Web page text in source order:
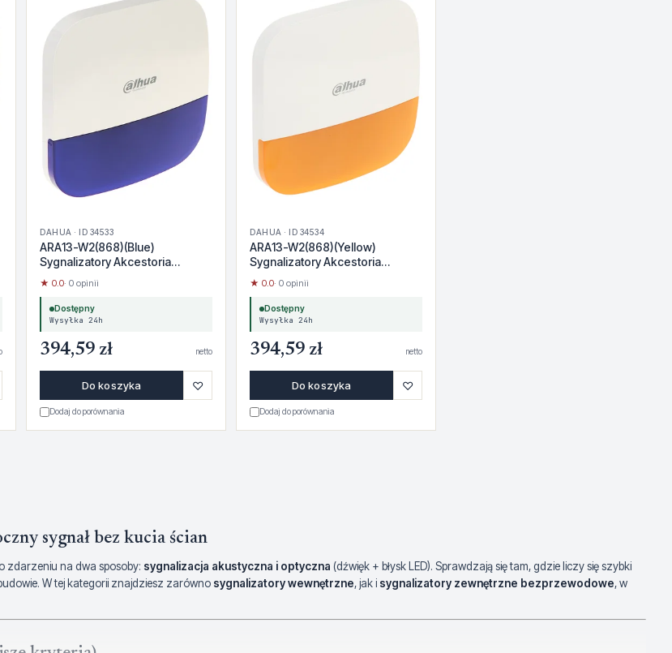
DAHUA · ID 34533
ARA13-W2(868)(Blue)
Sygnalizatory Akcestoria
pozostałe
★ 0.0· 0 opinii
Dostępny
Wysyłka 24h
394,59 zł netto
Do koszyka ♡
Dodaj do porównania
DAHUA · ID 34534
ARA13-W2(868)(Yellow)
Sygnalizatory Akcestoria
pozostałe
★ 0.0· 0 opinii
Dostępny
Wysyłka 24h
394,59 zł netto
Do koszyka ♡
Dodaj do porównania
sygnał bez kucia ścian
zdarzeniu na dwa sposoby: sygnalizacja akustyczna i optyczna (dźwięk + błysk LED). Sprawdzają się tam, gdzie liczy się szybki
W tej kategorii znajdziesz zarówno sygnalizatory wewnętrzne, jak i sygnalizatory zewnętrzne bezprzewodowe, w